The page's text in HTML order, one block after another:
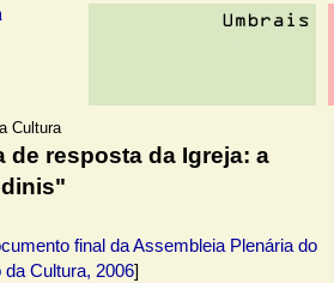
Cultura
de resposta da Igreja: a
final da Assembleia Plenária do
Cultura, 2006]